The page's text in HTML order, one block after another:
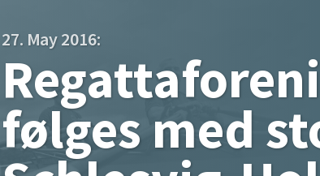
27. May 2016:
følges med